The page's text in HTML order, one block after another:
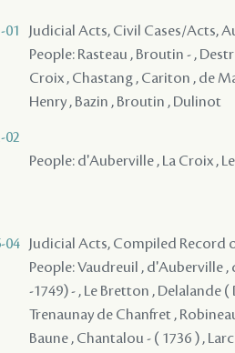
01
Judicial Acts, Civil Cases/Acts,
People: Rasteau , Broutin - ,
Croix , Chastang , Cariton , de
Henry , Bazin , Broutin , Dulinot
02
People: d'Auberville , La Croix ,
04
Judicial Acts, Compiled Record
People: Vaudreuil , d'Auberville
-1749) - , Le Bretton , Delalande
Trenaunay de Chanfret ,
Baune , Chantalou - ( 1736 ) ,